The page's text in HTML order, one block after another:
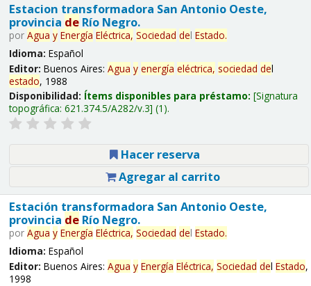
Estacion transformadora San Antonio Oeste,
provincia deRío Negro.
por Agua y Energía Eléctrica, Sociedad del Estado.
Idioma: Español
Editor: Buenos Aires: Agua y energía eléctrica, sociedad del
estado, 1988
Disponibilidad: Ítems disponibles para préstamo: Signatura
topográfica: 621.374.5/A282/v.3 (1).
Hacer reserva
Agregar al carrito
Estación transformadora San Antonio Oeste,
provincia deRío Negro.
por Agua y Energía Eléctrica, Sociedad del Estado.
Idioma: Español
Editor: Buenos Aires: Agua y Energía Eléctrica, Sociedad del Estado,
1998